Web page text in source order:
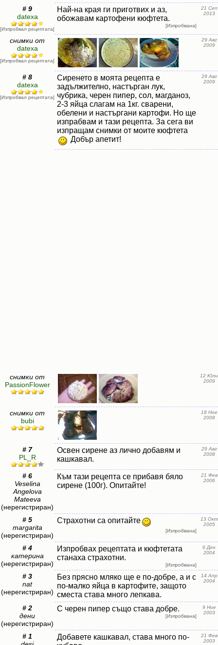
# 9
datexa
[Изпробвал рецептата]
Най-на края ги приготвих и аз,
обожавам картофени кюфтета.
[Изпробвана]
21 Сеп
2013
снимки от
datexa
[Изпробвал рецептата]
29 Авг
2009
# 8
datexa
[Изпробвал рецептата]
Сиренето в моята рецепта е
задължително, настърган лук,
чубрика, черен пипер, сол, магданоз,
2-3 яйца слагам на 1кг. сварени,
обелени и настъргани картофи. Но ще
изпрабвам и тази рецепта. За сега ви
изпращам снимки от моите кюфтета
Добър апетит!
29 Авг
2009
снимки от
PassionFlower
12 Юли
2009
снимки от
bubi
18 Ное
2008
# 7
PL_R
Освен сирене аз лично добавям и
кашкавал.
29 Авг
2008
# 6
Veselina
Angelova
Mateeva
(нерегистриран)
Към тази рецепта се прибавя бяло
сирене (100г). Опитайте!
21 Фев
2006
# 5
margarita
(нерегистриран)
Страхотни са опитайте
[Изпробвана]
13 Окт
2005
# 4
катерина
(нерегистриран)
Изпробвах рецептата и кюфтетата
станаха страхотни.
[Изпробвана]
6 Дек
2004
# 3
nat
(нерегистриран)
Без прясно мляко ще е по-добре, а и с
по-малко яйца в картофите, защото
сместа става много лепкава.
14 Апр
2004
# 2
дени
(нерегистриран)
С черен пипер също става добре.
[Изпробвана]
9 Ное
2003
# 1
Добавете кашкавал, става много по-
21 Фев
2003